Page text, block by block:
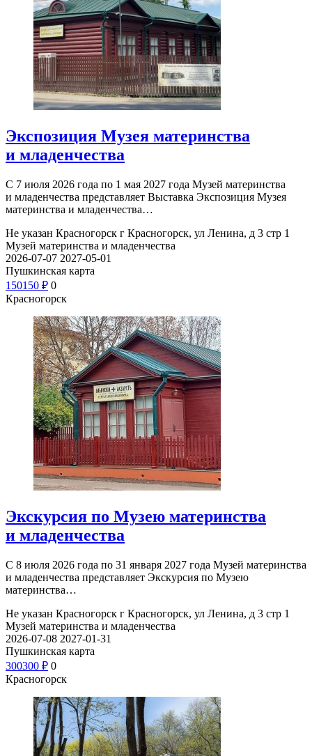
Экспозиция Музея материнства
и младенчества
С 7 июля 2026 года по 1 мая 2027 года Музей материнства
и младенчества представляет Выставка Экспозиция Музея
материнства и младенчества…
Не указан Красногорск г Красногорск, ул Ленина, д 3 стр 1
Музей материнства и младенчества
2026-07-07 2027-05-01
Пушкинская карта
150150 ₽ 0
Красногорск
Экскурсия по Музею материнства
и младенчества
С 8 июля 2026 года по 31 января 2027 года Музей материнства
и младенчества представляет Экскурсия по Музею
материнства…
Не указан Красногорск г Красногорск, ул Ленина, д 3 стр 1
Музей материнства и младенчества
2026-07-08 2027-01-31
Пушкинская карта
300300 ₽ 0
Красногорск